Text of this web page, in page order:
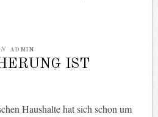
ADMIN
IST
Haushalte hat sich schon um